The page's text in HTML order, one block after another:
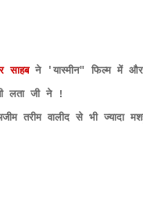
साहबने 'यास्मीन" फिल्म में और
लता जी ने !
तरीम वालीद से भी ज्यादा